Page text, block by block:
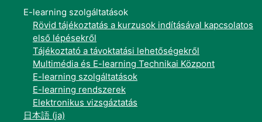
E-learning szolgáltatások
Rövid tájékoztatás a kurzusok indításával kapcsolatos
első lépésekről
Tájékoztató a távoktatási lehetőségekről
Multimédia és E-learning Technikai Központ
E-learning szolgáltatások
E-learning rendszerek
Elektronikus vizsgáztatás
日本語 ‎(ja)‎